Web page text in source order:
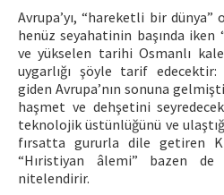
Avrupa’yı, “hareketli bir
henüz seyahatinin başında iken
ve yükselen tarihi Osmanlı
uygarlığı şöyle tarif
giden Avrupa’nın sonuna
haşmet ve dehşetini
teknolojik üstünlüğünü ve
fırsatta gururla dile getiren
“Hıristiyan âlemi” bazen de
nitelendirir.